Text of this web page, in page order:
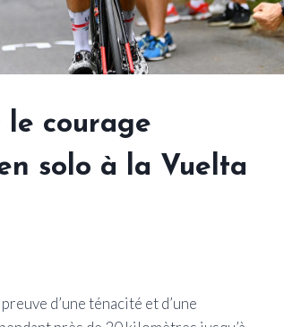
courage
solo à la Vuelta
d’une ténacité et d’une